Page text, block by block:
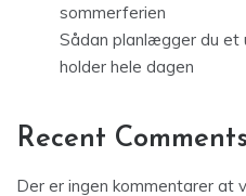
sommerferien
Sådan planlægger du et
holder hele dagen
Recent Comments
Der er ingen kommentarer at